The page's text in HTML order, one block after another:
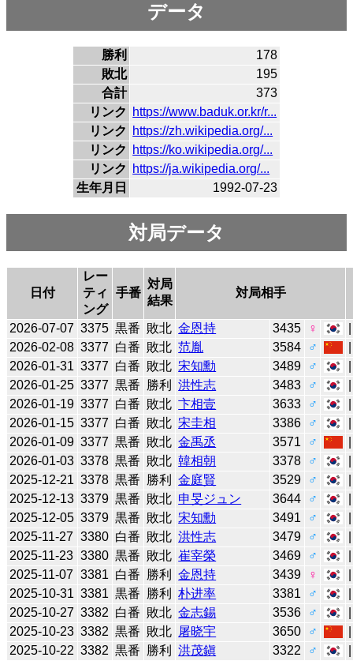
データ
勝利
178
敗北
195
合計
373
リンク
https://www.baduk.or.kr/r...
リンク
https://zh.wikipedia.org/...
リンク
https://ko.wikipedia.org/...
リンク
https://ja.wikipedia.org/...
生年月日
1992-07-23
対局データ
日付
レー
ティ
ング
手番
対局
結果
対局相手
2026-07-07 3375 黒番 敗北 金恩持 3435 ♀
2026-02-08 3377 白番 敗北 范胤 3584 ♂
2026-01-31 3377 白番 敗北 宋知勳 3489 ♂
2026-01-25 3377 黒番 勝利 洪性志 3483 ♂
2026-01-19 3377 白番 敗北 卞相壹 3633 ♂
2026-01-15 3377 白番 敗北 宋圭相 3386 ♂
2026-01-09 3377 黒番 敗北 金禹丞 3571 ♂
2026-01-03 3378 黒番 敗北 韓相朝 3378 ♂
2025-12-21 3378 黒番 勝利 金庭賢 3529 ♂
2025-12-13 3379 黒番 敗北 申旻ジュン 3644 ♂
2025-12-05 3379 黒番 敗北 宋知勳 3491 ♂
2025-11-27 3380 白番 敗北 洪性志 3479 ♂
2025-11-23 3380 黒番 敗北 崔宰榮 3469 ♂
2025-11-07 3381 白番 勝利 金恩持 3439 ♀
2025-10-31 3381 黒番 勝利 朴进率 3381 ♂
2025-10-27 3382 白番 敗北 金志錫 3536 ♂
2025-10-23 3382 黒番 敗北 屠晓宇 3650 ♂
2025-10-22 3382 黒番 勝利 洪茂鎭 3322 ♂